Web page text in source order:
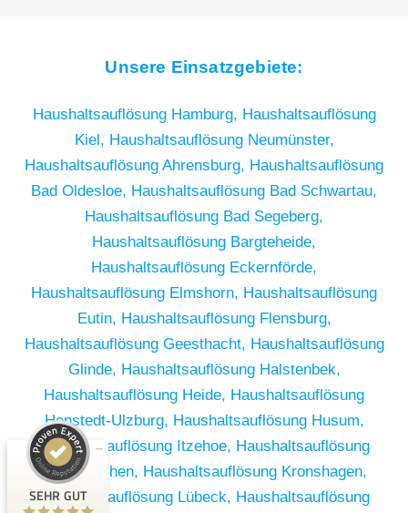
Unsere Einsatzgebiete:
Haushaltsauflösung Hamburg, Haushaltsauflösung
Kiel, Haushaltsauflösung Neumünster,
Haushaltsauflösung Ahrensburg, Haushaltsauflösung
Bad Oldesloe, Haushaltsauflösung Bad Schwartau,
Haushaltsauflösung Bad Segeberg,
Haushaltsauflösung Bargteheide,
Haushaltsauflösung Eckernförde,
Haushaltsauflösung Elmshorn, Haushaltsauflösung
Eutin, Haushaltsauflösung Flensburg,
Haushaltsauflösung Geesthacht, Haushaltsauflösung
Glinde, Haushaltsauflösung Halstenbek,
Haushaltsauflösung Heide, Haushaltsauflösung
Henstedt-Ulzburg, Haushaltsauflösung Husum,
Haushaltsauflösung Itzehoe, Haushaltsauflösung
Kaltenkirchen, Haushaltsauflösung Kronshagen,
Haushaltsauflösung Lübeck, Haushaltsauflösung
SEHR GUT
Kundenbewertungen und Erfahrungen zu
RümpelButler
SEHR GUT
5,00 / 5,00
2
Bewertungen von 1
anderen Quelle